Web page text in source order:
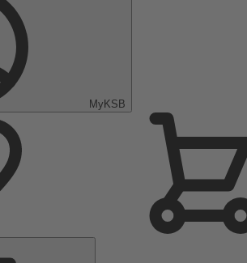
MyKSB